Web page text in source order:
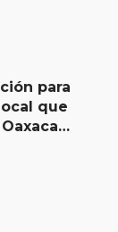
para
que